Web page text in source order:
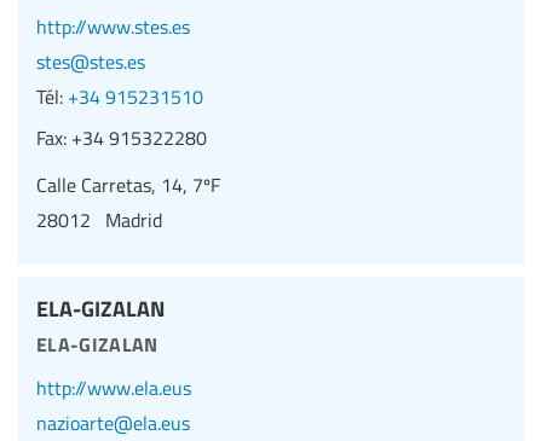
http://www.stes.es
stes@stes.es
Tél: +34 915231510
Fax: +34 915322280
Calle Carretas, 14, 7ºF
28012 Madrid
ELA-GIZALAN
ela-gizalan
http://www.ela.eus
nazioarte@ela.eus